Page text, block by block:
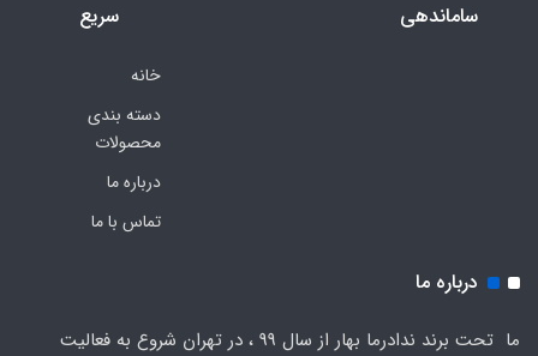
ساماندهی
سریع
خانه
دسته بندی
محصولات
درباره ما
تماس با ما
درباره ما
ما تحت برند ندادرما بهار از سال 99 ، در تهران شروع به فعالیت